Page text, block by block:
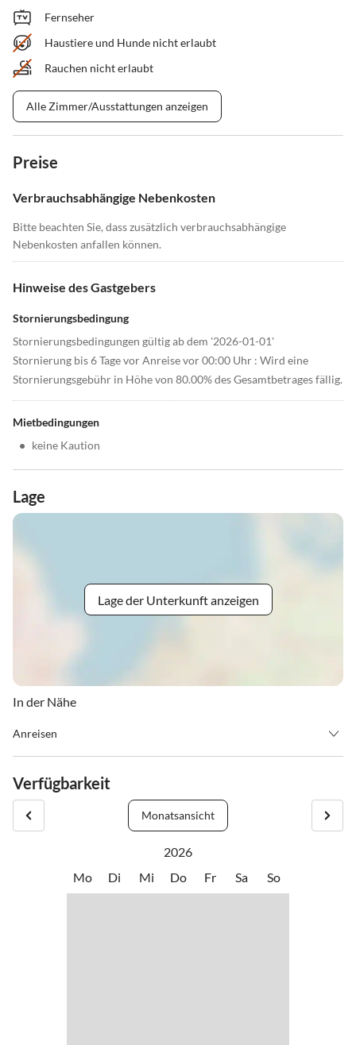
Fernseher
Haustiere und Hunde nicht erlaubt
Rauchen nicht erlaubt
Alle Zimmer/Ausstattungen anzeigen
Preise
Verbrauchsabhängige Nebenkosten
Bitte beachten Sie, dass zusätzlich verbrauchsabhängige
Nebenkosten anfallen können.
Hinweise des Gastgebers
Stornierungsbedingung
Stornierungsbedingungen gültig ab dem '2026-01-01'
Stornierung bis 6 Tage vor Anreise vor 00:00 Uhr : Wird eine
Stornierungsgebühr in Höhe von 80.00% des Gesamtbetrages fällig.
Mietbedingungen
• keine Kaution
Lage
Lage der Unterkunft anzeigen
In der Nähe
Anreisen
check-out: 9:00 Uhr bis 11:00 Uhr
Verfügbarkeit
Monatsansicht
2026
Mo
Di Mi Do Fr Sa So